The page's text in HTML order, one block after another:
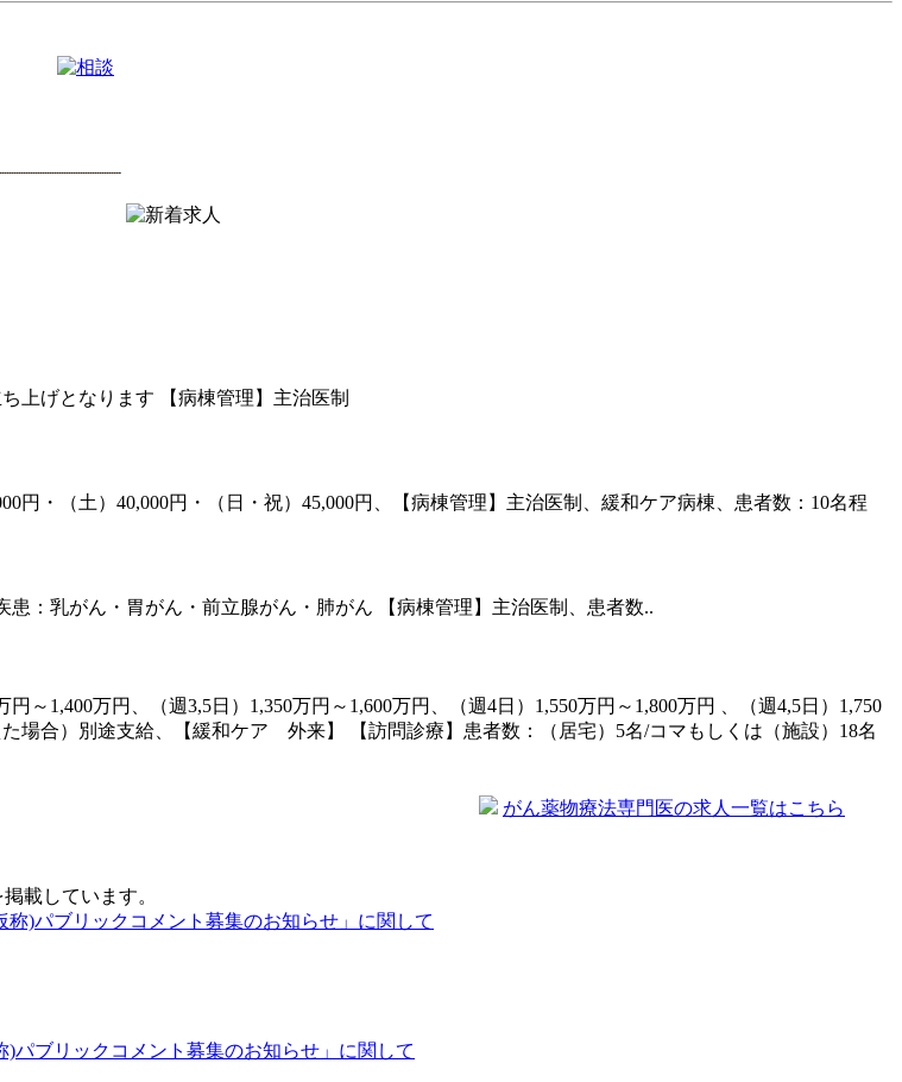
上げとなります 【病棟管理】主治医制
円・（土）40,000円・（日・祝）45,000円、【病棟管理】主治医制、緩和ケア病棟、患者数：10名程
：乳がん・胃がん・前立腺がん・肺がん 【病棟管理】主治医制、患者数..
～1,400万円、（週3,5日）1,350万円～1,600万円、（週4日）1,550万円～1,800万円 、（週4,5日）1,750
場合）別途支給、【緩和ケア 外来】 【訪問診療】患者数：（居宅）5名/コマもしくは（施設）18名
がん薬物療法専門医の求人一覧はこちら
載しています。
パブリックコメント募集のお知らせ」に関して